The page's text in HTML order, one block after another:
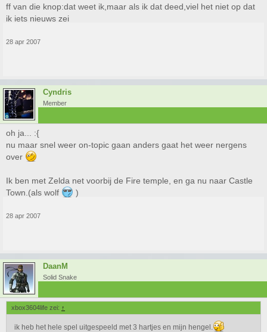
ff van die knop:dat weet ik,maar als ik dat deed,viel het niet op dat
ik iets nieuws zei
28 apr 2007
Cyndris
Member
oh ja... :{
nu maar snel weer on-topic gaan anders gaat het weer nergens
over
Ik ben met Zelda net voorbij de Fire temple, en ga nu naar Castle
Town.(als wolf
)
28 apr 2007
DaanM
Solid Snake
xbox3604life zei: ↑
ik heb het hele spel uitgespeeld met 3 hartjes en mijn hengel.